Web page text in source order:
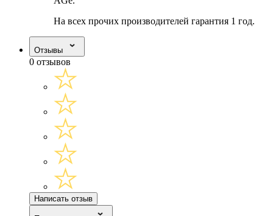
На всех прочих производителей гарантия 1 год.
Отзывы
0 отзывов
Написать отзыв